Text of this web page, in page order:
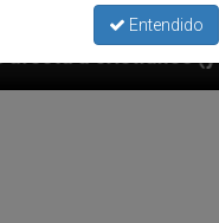
en Tierra Santa
Entendido